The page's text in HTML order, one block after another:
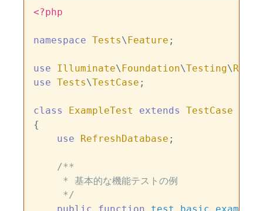
<?php
namespace Tests\Feature ;
use Illuminate\Foundation\Testing\
use Tests\TestCase ;
class ExampleTest extends
TestCase
{
use
RefreshDatabase ;
/**
     * 基本的な機能テストの例
     */
public
function test_basic_example